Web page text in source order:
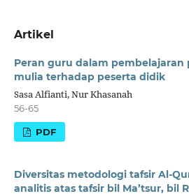
Artikel
Peran guru dalam
mulia terhadap peserta didik
Sasa Alfianti, Nur Khasanah
56-65
PDF
Diversitas metodologi tafsir Al-
analitis atas tafsir bil Ma’tsur, bil